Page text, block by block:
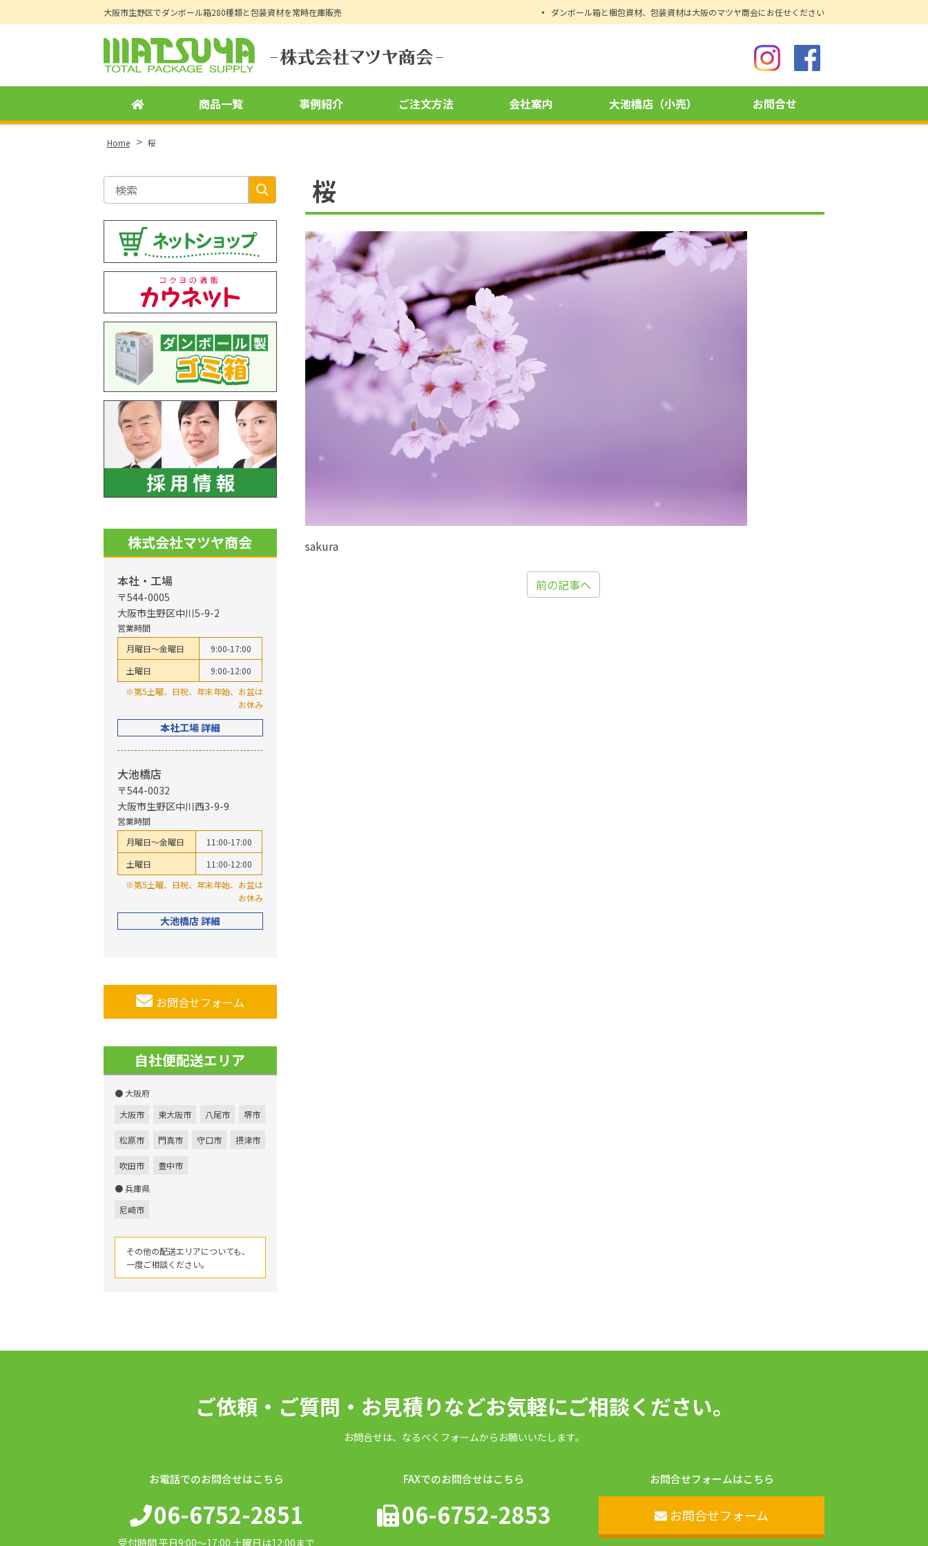
大阪市生野区でダンボール箱280種類と包装資材を常時在庫販売 ダンボール箱と梱包資材、包装資材は大阪のマツヤ商会にお任せください
商品一覧 事例紹介 ご注文方法 会社案内 大池橋店（小売） お問合せ
Home > 桜
桜
sakura
前の記事へ
株式会社マツヤ商会
本社・工場
〒544-0005
大阪市生野区中川5-9-2
営業時間
月曜日～金曜日
9:00-17:00
土曜日
9:00-12:00
※第5土曜、日祝、年末年始、お盆は
お休み
本社工場 詳細
大池橋店
〒544-0032
大阪市生野区中川西3-9-9
営業時間
月曜日～金曜日
11:00-17:00
土曜日
11:00-12:00
※第5土曜、日祝、年末年始、お盆は
お休み
大池橋店 詳細
お問合せフォーム
自社便配送エリア
● 大阪府
大阪市
東大阪市 八尾市 堺市
松原市 門真市 守口市 摂津市
吹田市
豊中市
● 兵庫県
尼崎市
その他の配送エリアについても、
一度ご相談ください。
ご依頼・ご質問・お見積りなどお気軽にご相談ください。
お問合せは、なるべくフォームからお願いいたします。
お電話でのお問合せはこちら
06-6752-2851
受付時間 平日9:00〜17:00 土曜日は12:00まで
FAXでのお問合せはこちら
06-6752-2853
お問合せフォームはこちら
お問合せフォーム